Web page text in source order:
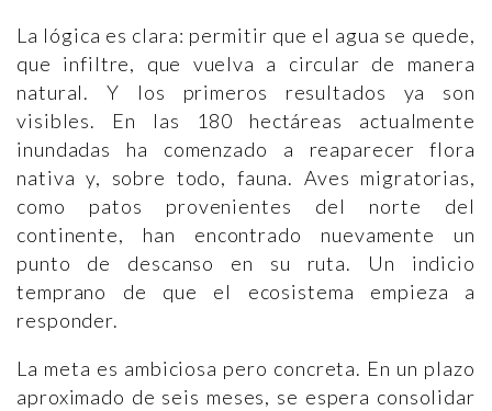
La lógica es clara: permitir que el agua se quede,
que infiltre, que vuelva a circular de manera
natural. Y los primeros resultados ya son
visibles. En las 180 hectáreas actualmente
inundadas ha comenzado a reaparecer flora
nativa y, sobre todo, fauna. Aves migratorias,
como patos provenientes del norte del
continente, han encontrado nuevamente un
punto de descanso en su ruta. Un indicio
temprano de que el ecosistema empieza a
responder.
La meta es ambiciosa pero concreta. En un plazo
aproximado de seis meses, se espera consolidar